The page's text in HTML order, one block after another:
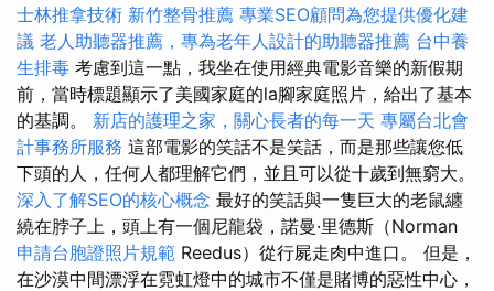
士林推拿技術 新竹整骨推薦 專業SEO顧問為您提供優化建
議 老人助聽器推薦，專為老年人設計的助聽器推薦 台中養
生排毒 考慮到這一點，我坐在使用經典電影音樂的新假期
前，當時標題顯示了美國家庭的la腳家庭照片，給出了基本
的基調。 新店的護理之家，關心長者的每一天 專屬台北會
計事務所服務 這部電影的笑話不是笑話，而是那些讓您低
下頭的人，任何人都理解它們，並且可以從十歲到無窮大。
深入了解SEO的核心概念 最好的笑話與一隻巨大的老鼠纏
繞在脖子上，頭上有一個尼龍袋，諾曼·里德斯（Norman
申請台胞證照片規範 Reedus）從行屍走肉中進口。 但是，
在沙漠中間漂浮在霓虹燈中的城市不僅是賭博的惡性中心，